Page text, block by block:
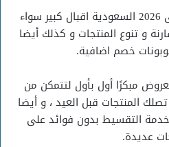
عروض عيد الأضحى 2026 السعودية اقبال كبير سواء
و تنوع المنتجات و كذلك أيضا
خصم اضافية.
مبكرًا أول بأول لتتمكن من
المنتجات قبل العيد ، و أيضا
التقسيط بدون فوائد على
عديدة.